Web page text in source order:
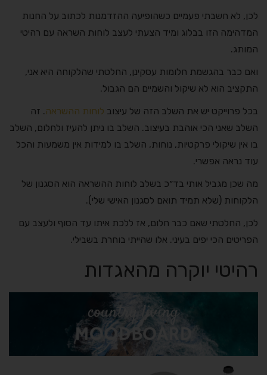
לכן, לא חשבתי פעמיים כשהופיעה ההזדמנות לכתוב על החנות
המדהימה הזו בבלוג ומיד הצעתי לעצב לוחות השראה עם רהיטי
המותג.
ואם כבר בהגשמת חלומות עסקינן, החלטתי שהלקוחה היא אני,
התקציב הוא לא שיקול והשמיים הם הגבול.
בכל פרוייקט יש את השלב הזה של עיצוב לוחות ההשראה . זה
השלב שאני הכי אוהבת בעיצוב. השלב בו ניתן להעיז ולחלום, השלב
בו אין שיקולי פרקטיות, נוחות, השלב בו למידות אין משמעות והכל
עוד נראה אפשרי.
מה שכן מגביל אותי בד״כ בשלב לוחות ההשראה הוא הסגנון של
הלקוחות (שלא תמיד תואם לסגנון האישי שלי).
לכן, החלטתי שאם כבר חלום, אז ללכת איתו עד הסוף ולעצב עם
הפריטים הכי יפים בעיני. אלו שהייתי בוחרת בשבילי.
רהיטי יוקרה מהאגדות